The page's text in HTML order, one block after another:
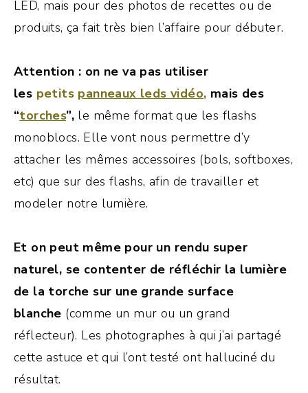
LED, mais pour des photos de recettes ou de
produits, ça fait très bien l’affaire pour débuter.
Attention : on ne va pas utiliser
les petits panneaux leds vidéo, mais des
“torches”, le même format que les flashs
monoblocs. Elle vont nous permettre d’y
attacher les mêmes accessoires (bols, softboxes,
etc) que sur des flashs, afin de travailler et
modeler notre lumière.
Et on peut même pour un rendu super
naturel, se contenter de réfléchir la lumière
de la torche sur une grande surface
blanche (comme un mur ou un grand
réflecteur). Les photographes à qui j’ai partagé
cette astuce et qui l’ont testé ont halluciné du
résultat.